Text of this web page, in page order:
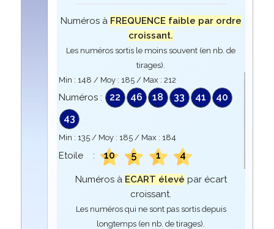
Numéros à FREQUENCE faible par ordre
croissant.
Les numéros sortis le moins souvent (en nb. de
tirages).
Min : 148 / Moy : 185/ Max : 212
Numéros : 22 46 18 33 41
40
43
Min : 135/ Moy : 185/ Max : 184
Etoile : 10 5 1 4
Numéros à ECART élevé par écart
croissant.
Les numéros qui ne sont pas sortis depuis
longtemps (en nb. de tirages).